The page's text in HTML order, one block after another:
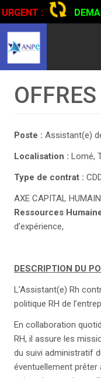
URGENT :
CERTIFIANTE EN
LIRE
Poste : Assistant(e)
Localisation : Lomé,
Type de contrat :
AXE CAPITAL
Ressources
d’expérience,
DESCRIPTION DU
L’Assistant(e) Rh
politique RH de
En collaboration
RH, il assure les
du suivi administratif
éventuellement prêter